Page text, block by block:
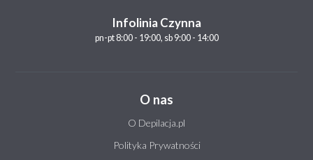
Infolinia Czynna
pn-pt 8:00 - 19:00, sb 9:00 - 14:00
O nas
O Depilacja.pl
Polityka Prywatności